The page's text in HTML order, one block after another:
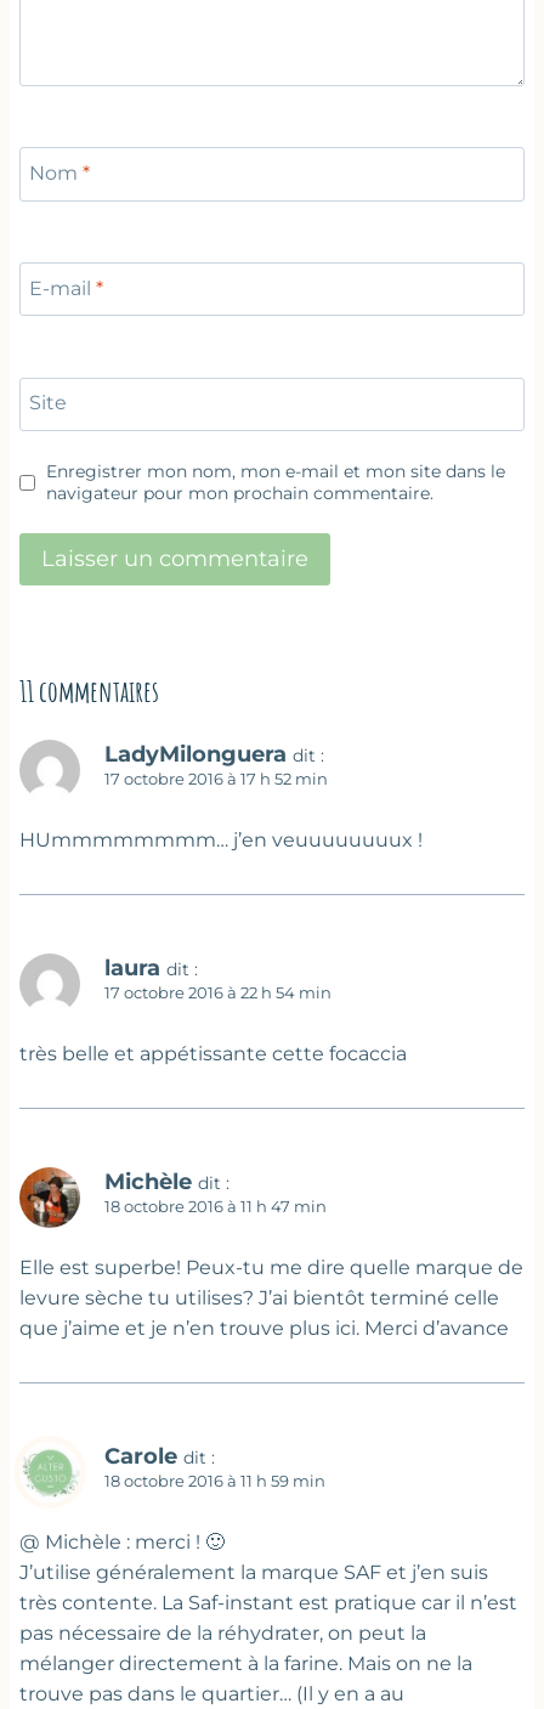
Nom *
E-mail *
Site
Enregistrer mon nom, mon e-mail et mon site dans le
navigateur pour mon prochain commentaire.
11 commentaires
LadyMilonguera dit :
17 octobre 2016 à 17 h 52 min
HUmmmmmmmm… j’en veuuuuuuuux !
laura dit :
17 octobre 2016 à 22 h 54 min
très belle et appétissante cette focaccia
Michèle dit :
18 octobre 2016 à 11 h 47 min
Elle est superbe! Peux-tu me dire quelle marque de
levure sèche tu utilises? J’ai bientôt terminé celle
que j’aime et je n’en trouve plus ici. Merci d’avance
Carole dit :
18 octobre 2016 à 11 h 59 min
@ Michèle : merci ! 🙂
J’utilise généralement la marque SAF et j’en suis
très contente. La Saf-instant est pratique car il n’est
pas nécessaire de la réhydrater, on peut la
mélanger directement à la farine. Mais on ne la
trouve pas dans le quartier… (Il y en a au